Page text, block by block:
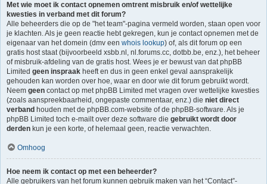
Met wie moet ik contact opnemen omtrent misbruik en/of wettelijke
kwesties in verband met dit forum?
Alle beheerders die op de "het team"-pagina vermeld worden, staan open voor
je klachten. Als je geen reactie hebt gekregen, kun je contact opnemen met de
eigenaar van het domein (dmv een whois lookup) of, als dit forum op een
gratis host staat (bijvoorbeeld xsbb.nl, nl.forums.cc, dotbb.be, enz.), het beheer
of misbruik-afdeling van de gratis host. Wees je er bewust van dat phpBB
Limited geen inspraak heeft en dus in geen enkel geval aansprakelijk
gehouden kan worden over hoe, waar en door wie dit forum gebruikt wordt.
Neem geen contact op met phpBB Limited met vragen over wettelijke kwesties
(zoals aanspreekbaarheid, ongepaste commentaar, enz.) die niet direct
verband houden met de phpBB.com-website of de phpBB-software. Als je
phpBB Limited toch e-mailt over deze software die gebruikt wordt door
derden kun je een korte, of helemaal geen, reactie verwachten.
Omhoog
Hoe neem ik contact op met een beheerder?
Alle gebruikers van het forum kunnen gebruik maken van het “Contact”-